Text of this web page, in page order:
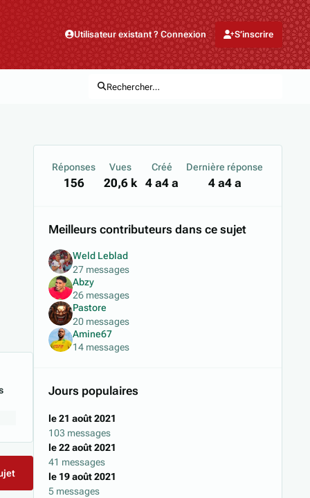
Utilisateur existant ? Connexion S’inscrire
Rechercher…
Réponses
156
Vues
20,6 k
Créé
4 a4 a
Dernière réponse
4 a4 a
Meilleurs contributeurs dans ce sujet
Weld Leblad
27 messages
Abzy
26 messages
Pastore
20 messages
Amine67
14 messages
Jours populaires
le 21 août 2021
103 messages
le 22 août 2021
41 messages
le 19 août 2021
5 messages